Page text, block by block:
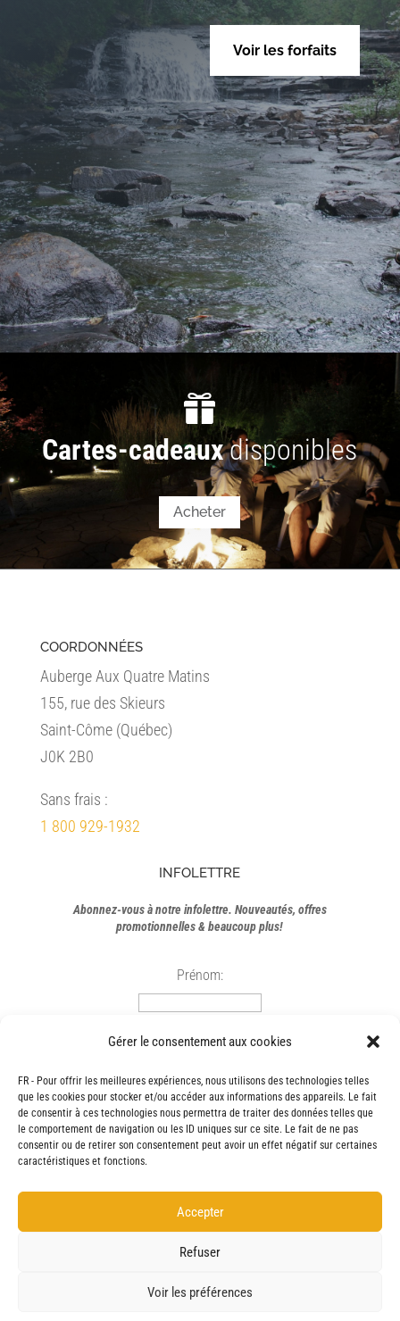
Gérer le consentement aux cookies
FR - Pour offrir les meilleures expériences, nous utilisons des technologies telles
que les cookies pour stocker et/ou accéder aux informations des appareils. Le fait
de consentir à ces technologies nous permettra de traiter des données telles que
le comportement de navigation ou les ID uniques sur ce site. Le fait de ne pas
consentir ou de retirer son consentement peut avoir un effet négatif sur certaines
caractéristiques et fonctions.
Accepter
Refuser
Voir les préférences
Voir les forfaits

Cartes-cadeauxdisponibles
Acheter
COORDONNÉES
Auberge Aux Quatre Matins
155, rue des Skieurs
Saint-Côme (Québec)
J0K 2B0
Sans frais :
1 800 929-1932
INFOLETTRE
Abonnez-vous à notre infolettre. Nouveautés, offres
promotionnelles & beaucoup plus!
Prénom:
Courriel:
SUIVEZ-NOUS